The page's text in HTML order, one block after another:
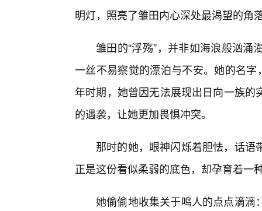
明灯，照亮了雏田内心深处最渴望的角
雏田的“浮殇”，并非如海浪般汹
一丝不易察觉的漂泊与不安。她的名
年时期，她曾因无法展现出日向一族
的遇袭，让她更加畏惧冲突。
那时的她，眼神闪烁着胆怯，话
正是这份看似柔弱的底色，却孕育着一
她偷偷地收集关于鸣人的点点滴滴